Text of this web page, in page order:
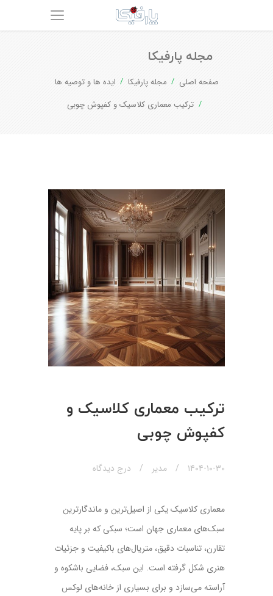
مجله پارفیکا
صفحه اصلی مجله پارفیکا
ایده ها و توصیه ها
ترکیب معماری کلاسیک و کفپوش چوبی
ترکیب معماری کلاسیک و
کفپوش چوبی
۱۴۰۴-۱۰-۳۰ مدیر درج دیدگاه
معماری کلاسیک یکی از اصیل‌ترین و ماندگارترین
سبک‌های معماری جهان است؛ سبکی که بر پایه
تقارن، تناسبات دقیق، متریال‌های باکیفیت و جزئیات
هنری شکل گرفته است. این سبک، فضایی باشکوه و
آراسته می‌سازد و برای بسیاری از خانه‌های لوکس